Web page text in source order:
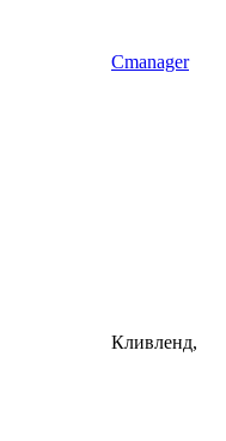
Cmanager
Кливленд,